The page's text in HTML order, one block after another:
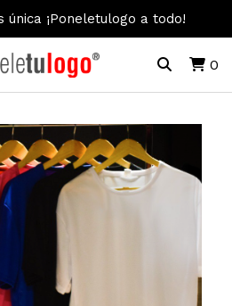
única ¡Poneletulogo a todo!
0